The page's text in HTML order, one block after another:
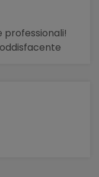
professionali!